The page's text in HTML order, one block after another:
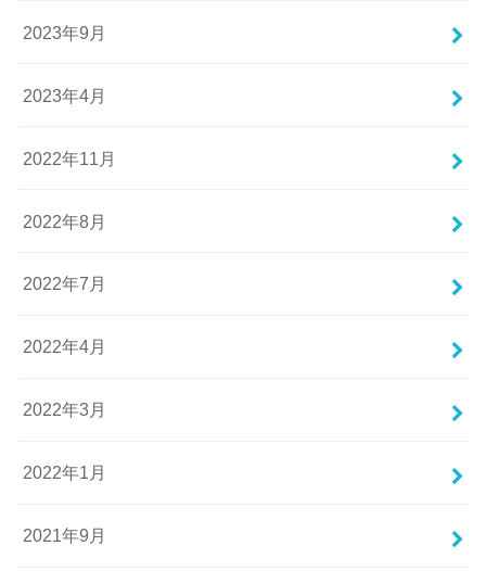
2023年9月
2023年4月
2022年11月
2022年8月
2022年7月
2022年4月
2022年3月
2022年1月
2021年9月